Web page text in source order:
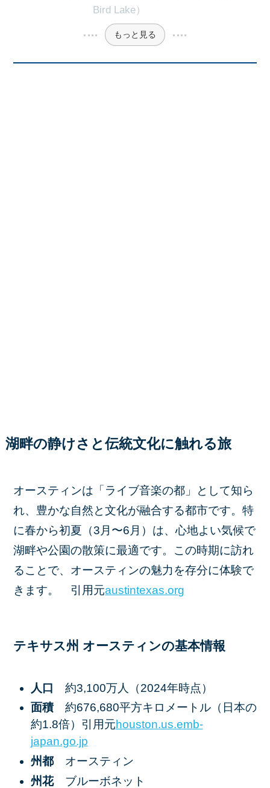
Bird Lake）
もっと見る
湖畔の静けさと伝統文化に触れる旅
オースティンは「ライブ音楽の都」として知ら
れ、豊かな自然と文化が融合する都市です。​特
に春から初夏（3月〜6月）は、心地よい気候で
湖畔や公園の散策に最適です。​この時期に訪れ
ることで、オースティンの魅力を存分に体験で
きます。 引用元​austintexas.org
テキサス州 オースティンの基本情報
人口 約3,100万人（2024年時点）​
面積 約676,680平方キロメートル（日本の
約1.8倍）引用元​houston.us.emb-
japan.go.jp
州都 オースティン​
州花 ブルーボネット​